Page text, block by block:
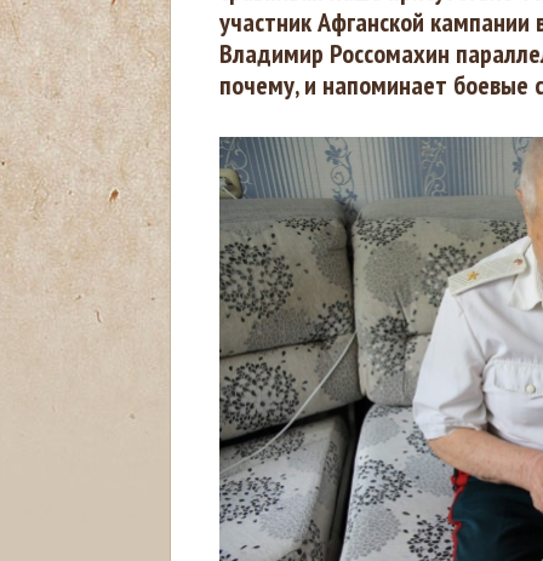
с
ь
участник Афганской кампании
Владимир Россомахин
почему, и напоминает